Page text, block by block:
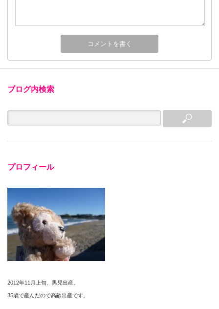
ブログ内検索
プロフィール
2012年11月上旬、男児出産。
35歳で産んだので高齢出産です。